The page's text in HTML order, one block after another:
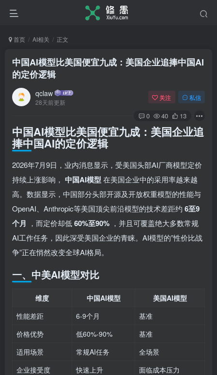
首页 AI相关 正文
中国AI模型比美国便宜九成：美国企业追捧中国AI
的定价逻辑
qclaw
28天前更新
关注 私信
0 40 13
中国AI模型比美国便宜九成：美国企业追
捧中国AI的定价逻辑
2026年7月9日，业内消息显示，受美国头部AI厂商模型定价
持续上涨影响， 中国AI模型 在美国企业中的采用率越来越
高。数据显示，中国部分头部开源及开放权重模型的性能与
OpenAI、Anthropic等美国顶尖前沿模型的技术差距约 6至9
个月 ，而定价却低60%至90% ，并且可覆盖绝大多数常规
AI工作任务，因此深受美国企业的青睐。AI模型的”性价比战
争”正在悄然改变全球AI格局。
一、中美AI模型对比
维度 中国AI模型
美国AI模型
性能差距
6-9个月
基准
价格优势
低60%-90%
基准
适用场景
常规AI任务
全场景
企业接受度
快速上升 面临成本压力